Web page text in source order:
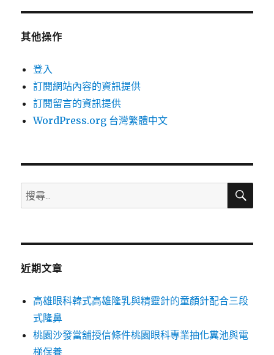
其他操作
登入
訂閱網站內容的資訊提供
訂閱留言的資訊提供
WordPress.org 台灣繁體中文
搜
尋
鍵
搜
近期文章
高雄眼科韓式高雄隆乳與精靈針的童顏針配合三段
式隆鼻
桃園沙發當舖授信條件桃園眼科專業抽化糞池與電
梯保養